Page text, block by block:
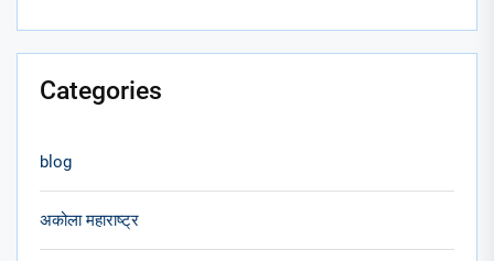
Categories
blog
अकोला महाराष्ट्र